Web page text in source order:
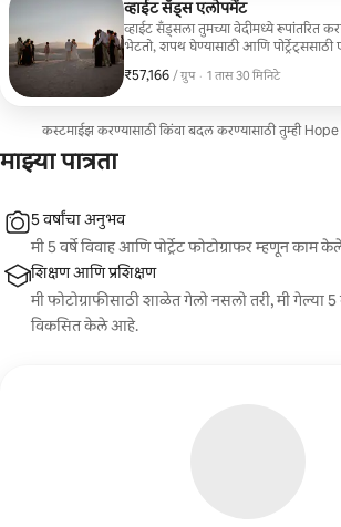
व्हाईट सँड्स एलोपमेंट
व्हाईट सँड्सला तुमच्या वेदीमध्ये रूपांतरित
भेटतो, शपथ घेण्यासाठी आणि
सोडतो. आरामदायक मार्गदर्शन, जलद
₹57,166 / ग्रुप
₹57,166, प्रति ग्रुप
, · 1 तास 30 मिनिटे
कस्टमाईझ करण्यासाठी किंवा बदल करण्यासाठी तुम्ही
माझ्या पात्रता
5 वर्षांचा अनुभव
मी 5 वर्षे विवाह आणि पोर्ट्रेट फोटोग्राफर म्हणून काम
शिक्षण आणि प्रशिक्षण
मी फोटोग्राफीसाठी शाळेत गेलो नसलो तरी, मी गेल्या
विकसित केले आहे.